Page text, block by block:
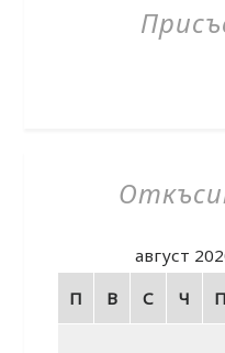
август
П
В С Ч П